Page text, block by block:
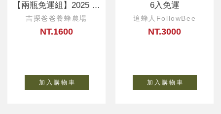
【兩瓶免運組】2025 全
國頭等獎蜂蜜
吉探爸爸養蜂農場
NT.1600
加 入 購 物 車
6入免運
追蜂人FollowBee
NT.3000
加 入 購 物 車